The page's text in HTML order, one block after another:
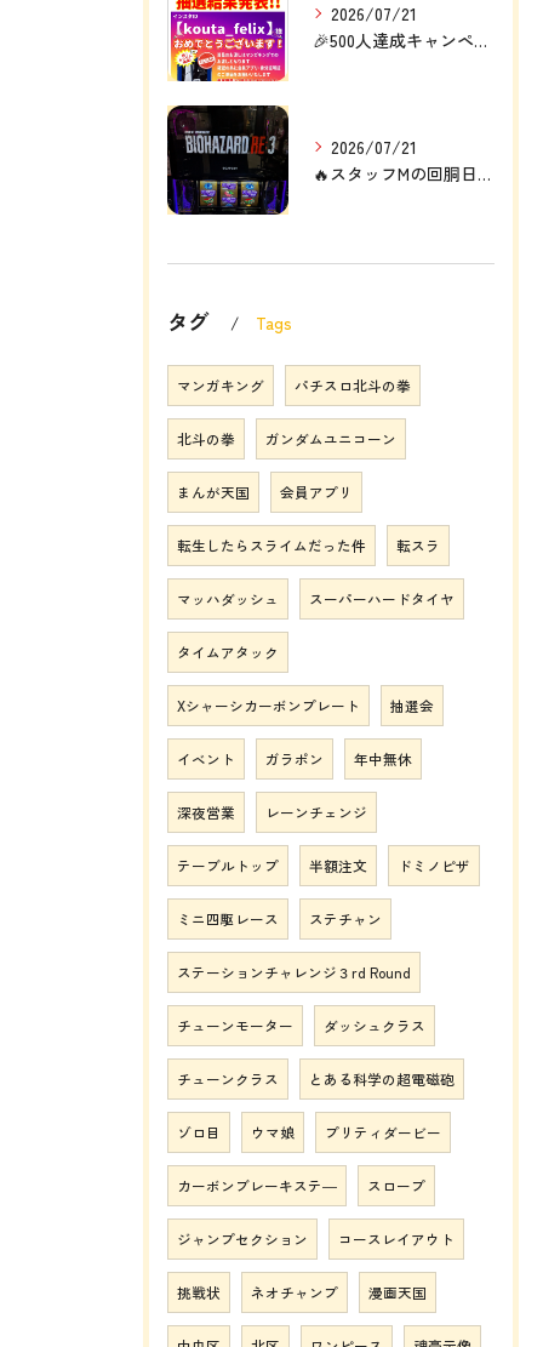
2026/07/21
🎉500人達成キャンペーン結果発表🎉
2026/07/21
🔥スタッフMの回胴日記🔥
タグ Tags
マンガキング パチスロ北斗の拳
北斗の拳 ガンダムユニコーン
まんが天国 会員アプリ
転生したらスライムだった件 転スラ
マッハダッシュ スーパーハードタイヤ
タイムアタック
Xシャーシカーボンプレート 抽選会
イベント ガラポン 年中無休
深夜営業 レーンチェンジ
テーブルトップ 半額注文 ドミノピザ
ミニ四駆レース ステチャン
ステーションチャレンジ３rd Round
チューンモーター ダッシュクラス
チューンクラス とある科学の超電磁砲
ゾロ目 ウマ娘 プリティダービー
カーボンブレーキステ― スロープ
ジャンプセクション コースレイアウト
挑戦状 ネオチャンプ 漫画天国